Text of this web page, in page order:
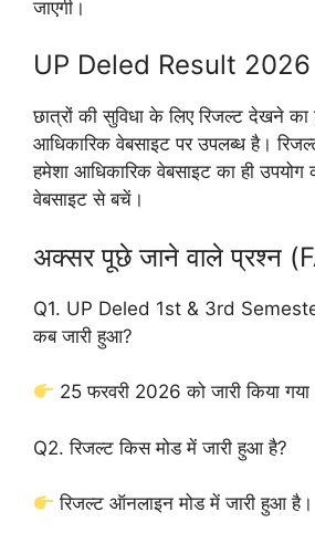
जाएगी।
UP Deled Result
छात्रों की सुविधा के लिए रिजल्ट देखने
आधिकारिक वेबसाइट पर उपलब्ध है।
हमेशा आधिकारिक वेबसाइट का ही उपयोग
वेबसाइट से बचें।
अक्सर पूछे जाने वाले प्रश्न
Q1. UP Deled 1st & 3rd
कब जारी हुआ?
25 फरवरी 2026 को जारी किया
Q2. रिजल्ट किस मोड में जारी हुआ है?
रिजल्ट ऑनलाइन मोड में जारी हुआ है।